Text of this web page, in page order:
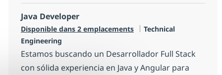
Java Developer
Disponible dans 2 emplacements Catégorie
Technical
Engineering
Estamos buscando un Desarrollador Full Stack
con sólida experiencia en Java y Angular para